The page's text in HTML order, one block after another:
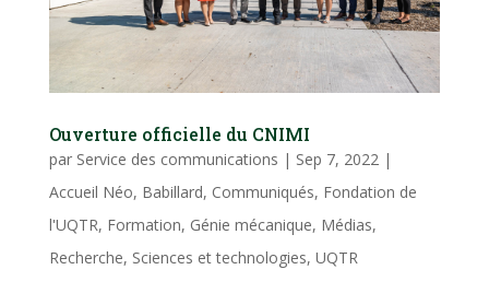
Ouverture officielle du CNIMI
par Service des communications | Sep 7, 2022|
Accueil Néo, Babillard, Communiqués, Fondation de
l'UQTR, Formation, Génie mécanique, Médias,
Recherche, Sciences et technologies, UQTR